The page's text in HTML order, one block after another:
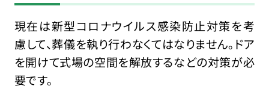
現在は新型コロナウイルス感染防止対策を考
慮して、葬儀を執り行わなくてはなりません。ドア
を開けて式場の空間を解放するなどの対策が必
要です。